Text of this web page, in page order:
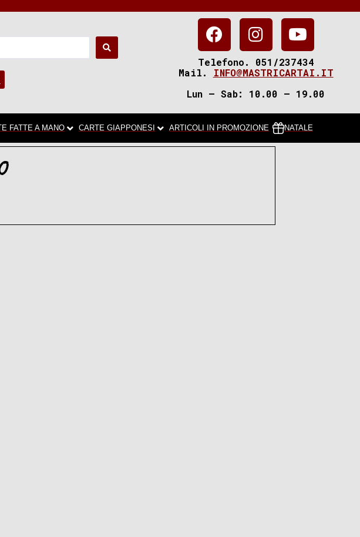
Telefono. 051/237434
Mail.
INFO@MASTRICARTAI.IT
Lun – Sab: 10.00 – 19.00
FATTE A MANO CARTE GIAPPONESI ARTICOLI IN PROMOZIONE NATALE